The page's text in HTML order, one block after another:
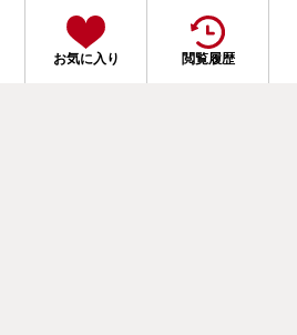
お気に入り 閲覧履歴